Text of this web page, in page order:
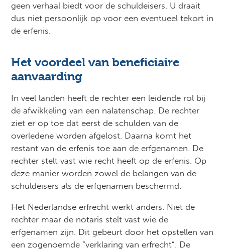
geen verhaal biedt voor de schuldeisers. U draait
dus niet persoonlijk op voor een eventueel tekort in
de erfenis.
Het voordeel van beneficiaire
aanvaarding
In veel landen heeft de rechter een leidende rol bij
de afwikkeling van een nalatenschap. De rechter
ziet er op toe dat eerst de schulden van de
overledene worden afgelost. Daarna komt het
restant van de erfenis toe aan de erfgenamen. De
rechter stelt vast wie recht heeft op de erfenis. Op
deze manier worden zowel de belangen van de
schuldeisers als de erfgenamen beschermd.
Het Nederlandse erfrecht werkt anders. Niet de
rechter maar de notaris stelt vast wie de
erfgenamen zijn. Dit gebeurt door het opstellen van
een zogenoemde “verklaring van erfrecht”. De